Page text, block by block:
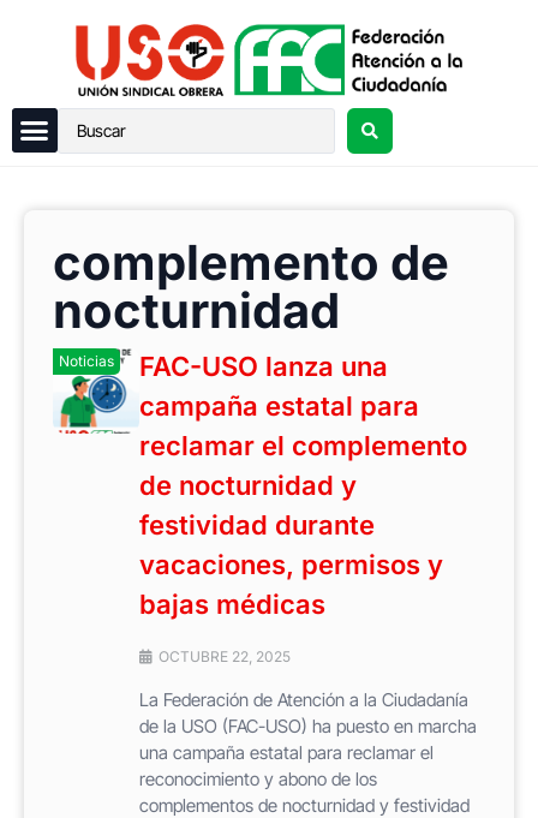
complemento de
nocturnidad
Noticias
FAC-USO lanza una
campaña estatal para
reclamar el complemento
de nocturnidad y
festividad durante
vacaciones, permisos y
bajas médicas
OCTUBRE 22, 2025
La Federación de Atención a la Ciudadanía
de la USO (FAC-USO) ha puesto en marcha
una campaña estatal para reclamar el
reconocimiento y abono de los
complementos de nocturnidad y festividad